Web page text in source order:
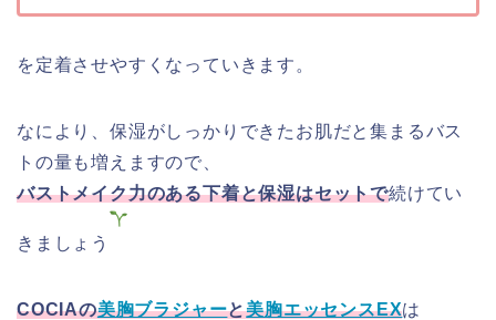
を定着させやすくなっていきます。
なにより、保湿がしっかりできたお肌だと集まるバス
トの量も増えますので、
バストメイク力のある下着と保湿はセットで続けてい
きましょう
COCIAの美胸ブラジャーと美胸エッセンスEXは